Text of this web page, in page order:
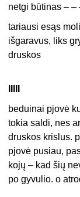
netgi būtinas – –
tariausi esąs
išgaravus, liks
druskos
beduinai pjovė
tokia saldi, nes
druskos krislus.
pjovė pusiau,
kojų – kad šių
po gyvulio. o